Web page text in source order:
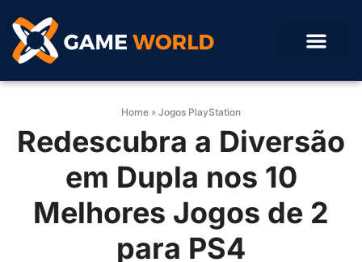
Home » Jogos PlayStation
Redescubra a Diversão
em Dupla nos 10
Melhores Jogos de 2
para PS4